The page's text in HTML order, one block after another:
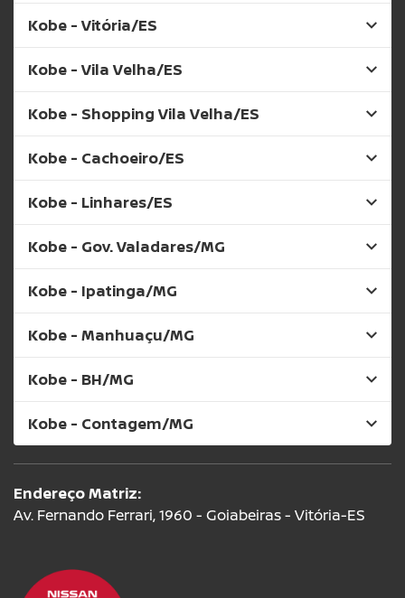
Kobe - Vitória/ES
Kobe - Vila Velha/ES
Kobe - Shopping Vila Velha/ES
Kobe - Cachoeiro/ES
Kobe - Linhares/ES
Kobe - Gov. Valadares/MG
Kobe - Ipatinga/MG
Kobe - Manhuaçu/MG
Kobe - BH/MG
Kobe - Contagem/MG
Endereço Matriz:
Av. Fernando Ferrari, 1960 - Goiabeiras - Vitória-ES